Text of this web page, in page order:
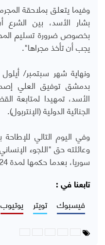
وفيما يتعلق بملاحقة
بشار الأسد، بين
بخصوص ضرورة تسليم
يجب أن تأخذ مجراها".
ونهاية شهر سبتمبر/
بدمشق توفيق العلي
الأسد، تمهيدا لمتابعة
الجنائية الدولية (الإنتربول).
وفي اليوم التالي
وعائلته حق "اللجوء
سوريا، بعدما حكمها لمدة 24 عاما (2000- 2024).
تابعنا في :
فيسبوك تويتر يوتيوب